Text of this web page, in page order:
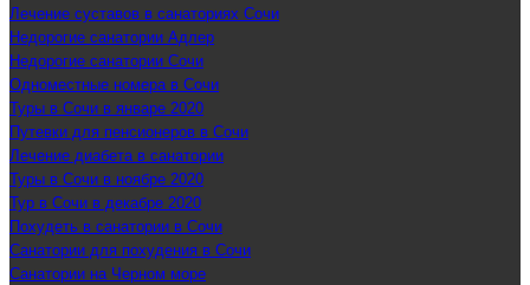
Лечение суставов в санаториях Сочи
Недорогие санатории Адлер
Недорогие санатории Сочи
Одноместные номера в Сочи
Туры в Сочи в январе 2020
Путевки для пенсионеров в Сочи
Лечение диабета в санатории
Туры в Сочи в ноябре 2020
Тур в Сочи в декабре 2020
Похудеть в санатории в Сочи
Санатории для похудения в Сочи
Санатории на Черном море